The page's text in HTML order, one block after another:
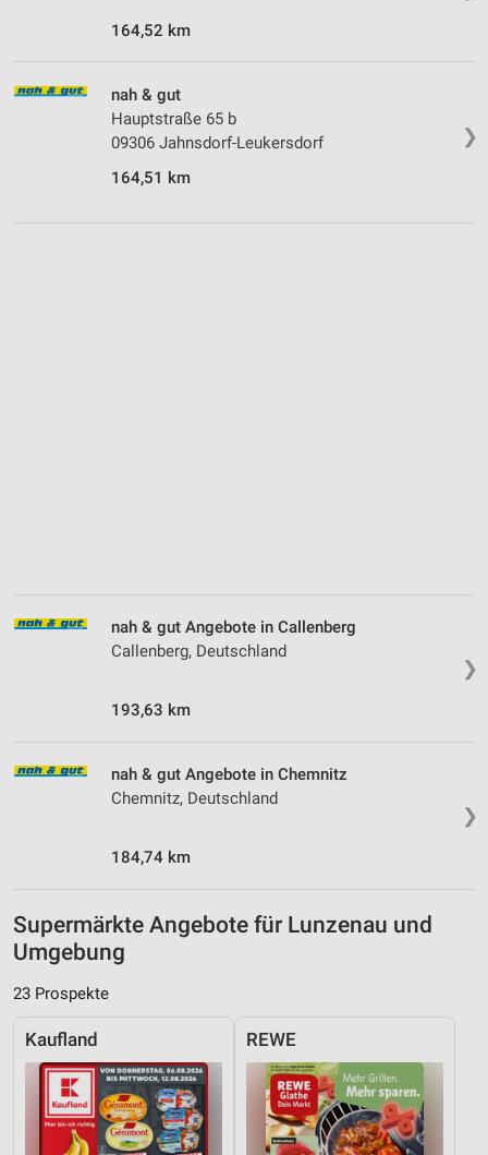
164,52 km
❯
nah & gut
Hauptstraße 65 b
09306 Jahnsdorf-Leukersdorf
164,51 km
❯
nah & gut Angebote in Callenberg
Callenberg, Deutschland
193,63 km
❯
nah & gut Angebote in Chemnitz
Chemnitz, Deutschland
184,74 km
Supermärkte Angebote für Lunzenau und
Umgebung
23 Prospekte
Kaufland REWE